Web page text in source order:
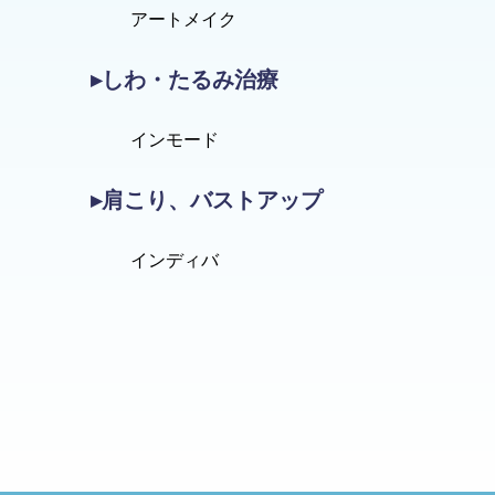
アートメイク
▸しわ・たるみ治療
インモード
▸肩こり、バストアップ
インディバ